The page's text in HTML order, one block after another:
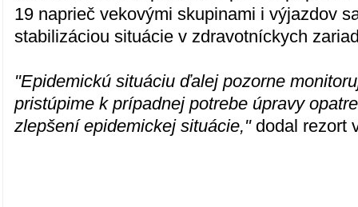
19 naprieč vekovými skupinami i výjazdov
stabilizáciou situácie v zdravotníckych
"Epidemickú situáciu ďalej pozorne
pristúpime k prípadnej potrebe úpravy
zlepšení epidemickej situácie,"dodal rezort